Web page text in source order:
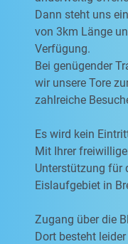
Dann steht uns
von 3km Länge
Verfügung.
Bei genügender
wir unsere Tore
zahlreiche
Es wird kein
Mit Ihrer
Unterstützung für
Eislaufgebiet in
Zugang über die
Dort besteht